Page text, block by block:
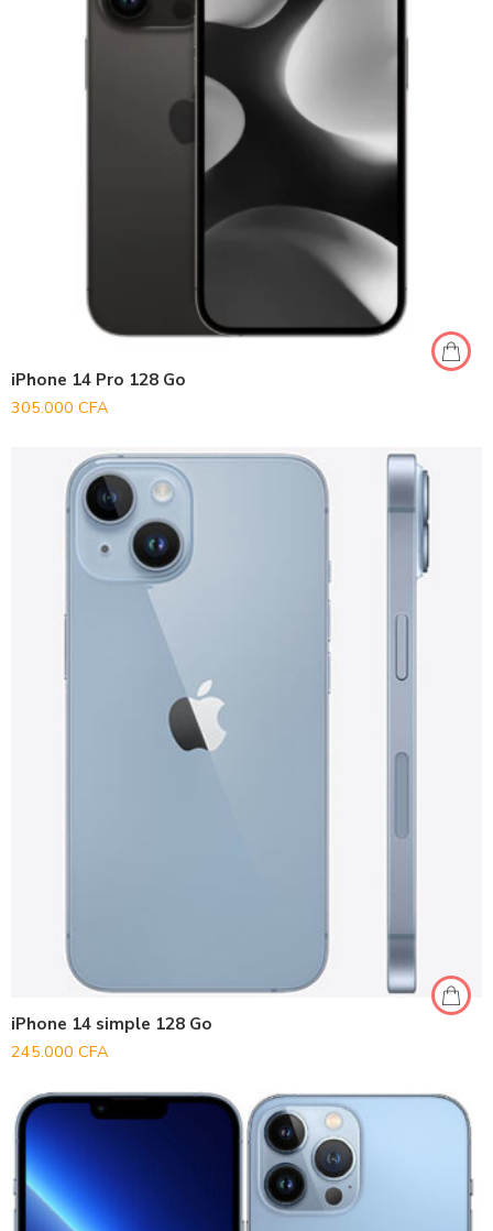
iPhone 14 Pro 128 Go
305.000 CFA
iPhone 14 simple 128 Go
245.000 CFA